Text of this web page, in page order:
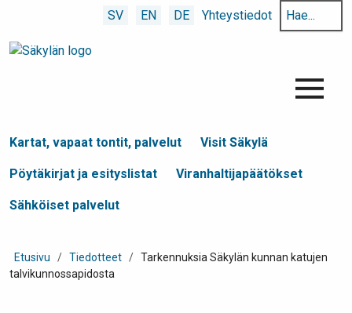
SV EN DE Yhteystiedot
Hae
hakusanalla:
Menu
Kartat, vapaat tontit, palvelut Visit Säkylä
Pöytäkirjat ja esityslistat Viranhaltijapäätökset
Sähköiset palvelut
Etusivu / Tiedotteet / Tarkennuksia Säkylän kunnan katujen
talvikunnossapidosta